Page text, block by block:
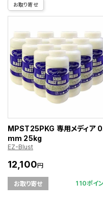
お取り寄せ
MPST25PKG 専用メディア
mm 25kg
EZ-Blust
12,100円
お取り寄せ 110ポイ